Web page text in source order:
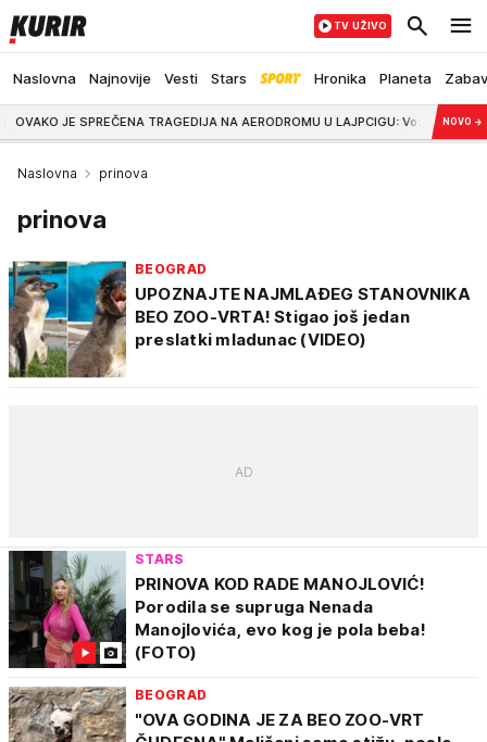
Naslovna Najnovije Vesti Stars Hronika Planeta
TV UŽIVO
SPREČENA TRAGEDIJA NA AERODROMU U LAJPCIGU: Vozač autobusaNOVO →
Naslovna prinova
prinova
BEOGRAD
UPOZNAJTE NAJMLAĐEG STANOVNIKA
BEO ZOO-VRTA! Stigao još jedan
preslatki mladunac (VIDEO)
STARS
PRINOVA KOD RADE MANOJLOVIĆ!
Porodila se supruga Nenada
Manojlovića, evo kog je pola beba!
(FOTO)
BEOGRAD
"OVA GODINA JE ZA BEO ZOO-VRT